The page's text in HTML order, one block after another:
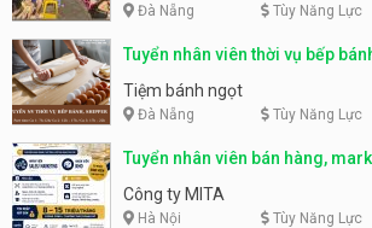
Đà Nẵng Tùy Năng Lực
Tuyển nhân viên thời vụ bếp
Tiệm bánh ngọt
Đà Nẵng Tùy Năng Lực
Tuyển nhân viên bán hàng,
parttime, fulltime
Công ty MITA
Hà Nội Tùy Năng Lực